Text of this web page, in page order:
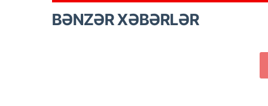
BƏNZƏR XƏBƏRLƏR